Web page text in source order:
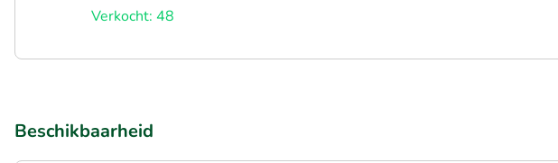
Verkocht: 48
Beschikbaarheid